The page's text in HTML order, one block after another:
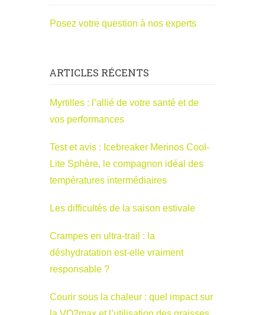
Posez votre question à nos experts
ARTICLES RÉCENTS
Myrtilles : l’allié de votre santé et de
vos performances
Test et avis : Icebreaker Merinos Cool-
Lite Sphère, le compagnon idéal des
températures intermédiaires
Les difficultés de la saison estivale
Crampes en ultra-trail : la
déshydratation est-elle vraiment
responsable ?
Courir sous la chaleur : quel impact sur